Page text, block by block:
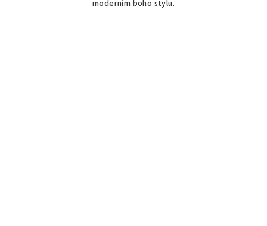
moderním boho stylu.